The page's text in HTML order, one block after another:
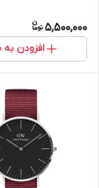
5,500,000
افزودن